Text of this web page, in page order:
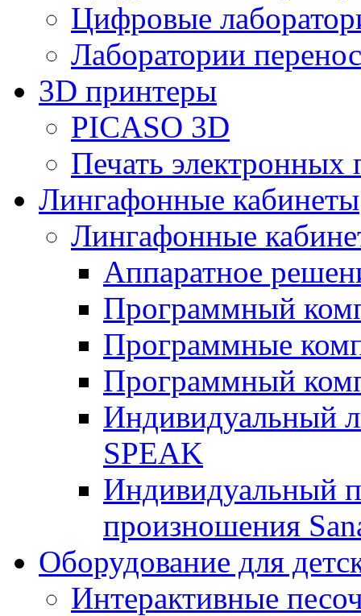
Цифровые
Лаборатории
3D принтеры
PICASO 3D
Печать электронных
Лингафонные кабинеты
Лингафонные
Аппаратное
Программный
Программные
Программный
Индивидуальный
SPEAK
Индивидуальный
произношения
Оборудование для
Интерактивные